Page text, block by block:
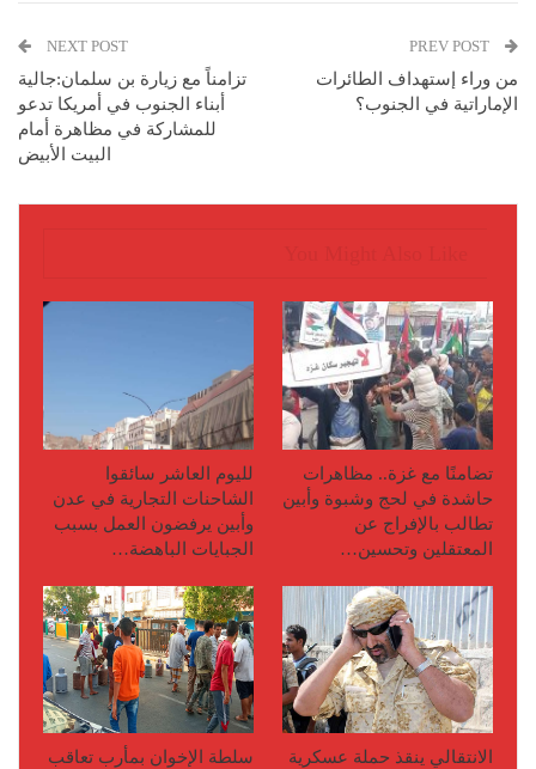
من وراء إستهداف الطائرات
الإماراتية في الجنوب؟
NEXT POST
تزامناً مع زيارة بن سلمان:جالية
أبناء الجنوب في أمريكا تدعو
للمشاركة في مظاهرة أمام
البيت الأبيض
تضامنًا مع غزة.. مظاهرات
حاشدة في لحج وشبوة وأبين
تطالب بالإفراج عن
المعتقلين وتحسين…
لليوم العاشر سائقوا
الشاحنات التجارية في عدن
وأبين يرفضون العمل بسبب
الجبايات الباهضة…
الانتقالي ينقذ حملة عسكرية سلطة الإخوان بمأرب تعاقب